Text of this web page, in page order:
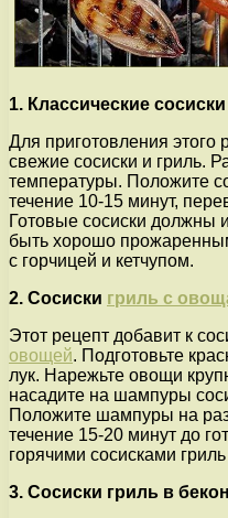
1. Классические
Для приготовления этого
свежие сосиски и гриль.
температуры. Положите
течение 10-15 минут,
Готовые сосиски должны
быть хорошо
с горчицей и кетчупом.
2. Сосиски гриль с
Этот рецепт добавит к
овощей. Подготовьте
лук. Нарежьте овощи
насадите на шампуры
Положите шампуры на
течение 15-20 минут до
горячими сосисками
3. Сосиски гриль в